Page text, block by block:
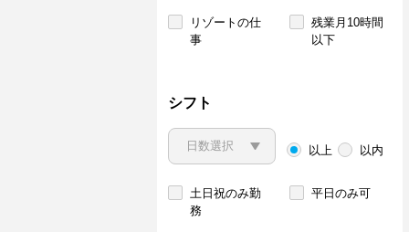
リゾートの仕
事
残業月10時間
以下
シフト
以上 以内
土日祝のみ勤
務
平日のみ可